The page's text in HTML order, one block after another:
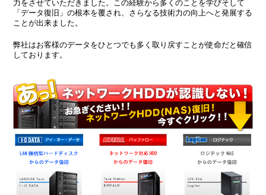
力をさせていただきました。この経験から多くのことを学びそして
「データ復旧」の根本を覆され、さらなる技術力の向上へと発展する
ことが出来ました。
弊社はお客様のデータをひとつでも多く取り戻すことが使命だと確信
しております。